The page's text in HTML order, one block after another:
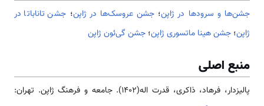
جشن‌ها و سرودها در ژاپن؛ جشن عروسک‌ها در ژاپن؛ جشن تاناباتا در
ژاپن؛ جشن هینا ماتسوری ژاپن؛ جشن گی‌ئون ژاپن
منبع اصلی
پالیزدار، فرهاد، ذاکری، قدرت اله(1402). جامعه و فرهنگ ژاپن. تهران: